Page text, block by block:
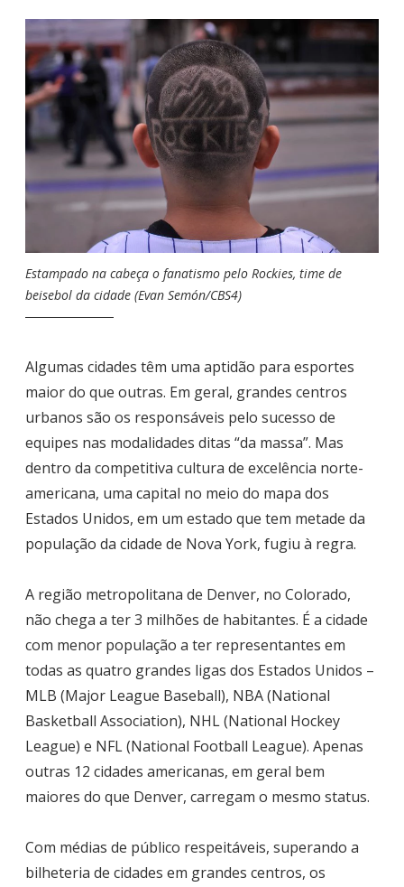
Estampado na cabeça o fanatismo pelo Rockies, time de
beisebol da cidade (Evan Semón/CBS4)
Algumas cidades têm uma aptidão para esportes
maior do que outras. Em geral, grandes centros
urbanos são os responsáveis pelo sucesso de
equipes nas modalidades ditas “da massa”. Mas
dentro da competitiva cultura de excelência norte-
americana, uma capital no meio do mapa dos
Estados Unidos, em um estado que tem metade da
população da cidade de Nova York, fugiu à regra.
A região metropolitana de Denver, no Colorado,
não chega a ter 3 milhões de habitantes. É a cidade
com menor população a ter representantes em
todas as quatro grandes ligas dos Estados Unidos –
MLB (Major League Baseball), NBA (National
Basketball Association), NHL (National Hockey
League) e NFL (National Football League). Apenas
outras 12 cidades americanas, em geral bem
maiores do que Denver, carregam o mesmo status.
Com médias de público respeitáveis, superando a
bilheteria de cidades em grandes centros, os